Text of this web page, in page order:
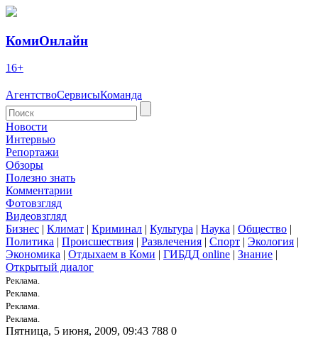
КомиОнлайн
16+
АгентствоСервисыКоманда
Новости
Интервью
Репортажи
Обзоры
Полезно знать
Комментарии
Фотовзгляд
Видеовзгляд
Бизнес | Климат | Криминал | Культура | Наука | Общество |
Политика | Происшествия | Развлечения | Спорт | Экология |
Экономика | Отдыхаем в Коми | ГИБДД online | Знание |
Открытый диалог
Реклама.
Реклама.
Реклама.
Реклама.
Пятница, 5 июня, 2009, 09:43 788 0